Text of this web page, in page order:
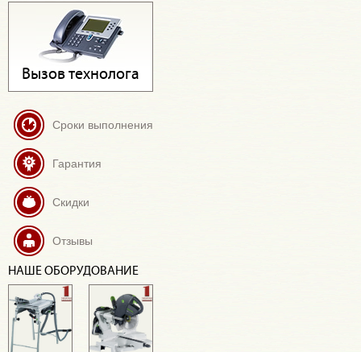
Вызов технолога
Сроки выполнения
Гарантия
Скидки
Отзывы
НАШЕ ОБОРУДОВАНИЕ